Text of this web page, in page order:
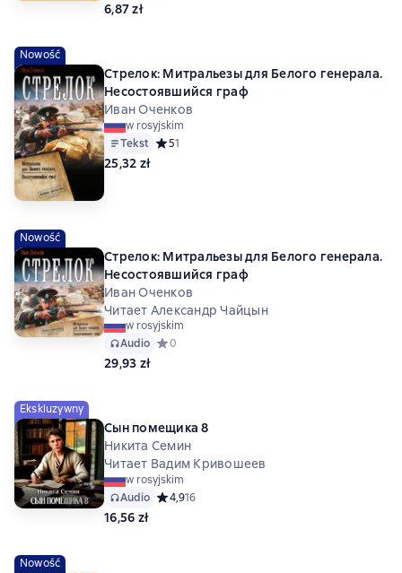
6,87 zł
Nowość
Стрелок: Митральезы для Белого генерала.
Несостоявшийся граф
Иван Оченков
w rosyjskim
Tekst Средний рейтинг 5 на основе 1 оценок
51
25,32 zł
Nowość
Стрелок: Митральезы для Белого генерала.
Несостоявшийся граф
Иван Оченков
Читает Александр Чайцын
w rosyjskim
Audio Средний рейтинг 0 на основе 0 оценок
0
29,93 zł
Ekskluzywny
Сын помещика 8
Никита Семин
Читает Вадим Кривошеев
w rosyjskim
Audio Средний рейтинг 4,9 на основе 16 оценок
4,916
16,56 zł
Nowość